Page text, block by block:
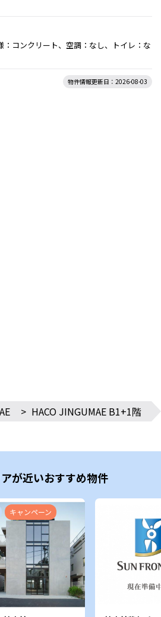
コンクリート、空調：なし、トイレ：な
物件情報更新日：2026-08-03
> HACO JINGUMAE B1+1階
が近いおすすめ物件
キャンペーン